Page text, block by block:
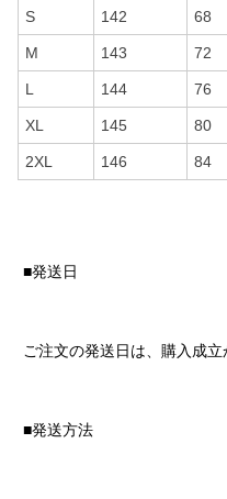
S 142 68
M 143 72
L 144 76
XL 145 80
2XL 146 84
■発送日
ご注文の発送日は、購入成
■発送方法